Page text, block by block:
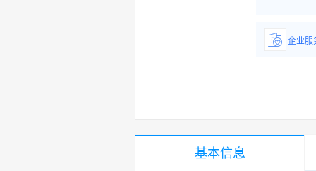
企业服
基本信息